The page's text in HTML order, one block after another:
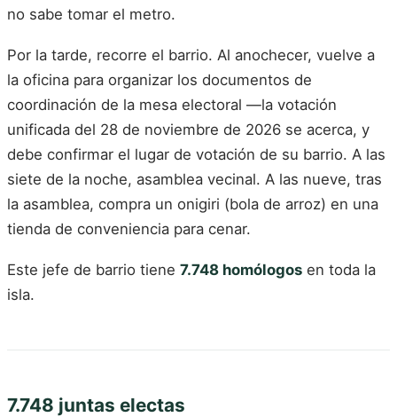
no sabe tomar el metro.
Por la tarde, recorre el barrio. Al anochecer, vuelve a
la oficina para organizar los documentos de
coordinación de la mesa electoral —la votación
unificada del 28 de noviembre de 2026 se acerca, y
debe confirmar el lugar de votación de su barrio. A las
siete de la noche, asamblea vecinal. A las nueve, tras
la asamblea, compra un onigiri (bola de arroz) en una
tienda de conveniencia para cenar.
Este jefe de barrio tiene 7.748 homólogos en toda la
isla.
7.748 juntas electas